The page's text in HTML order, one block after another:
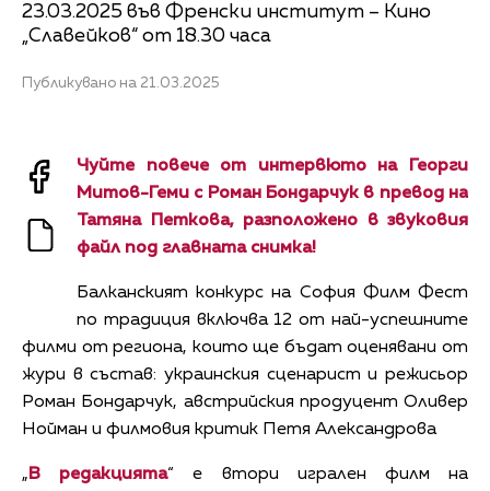
23.03.2025 във Френски институт – Кино
„Славейков“ от 18.30 часа
Публикувано на 21.03.2025
Чуйте повече от интервюто на Георги
Митов-Геми с Роман Бондарчукв превод на
Татяна Петкова, разположено в звуковия
файл под главната снимка!
Балканският конкурс на София Филм Фест
по традиция включва 12 от най-успешните
филми от региона, които ще бъдат оценявани от
жури в състав: украинския сценарист и режисьор
Роман Бондарчук, австрийския продуцент Оливер
Нойман и филмовия критик Петя Александрова
„ В редакцията“ е втори игрален филм на